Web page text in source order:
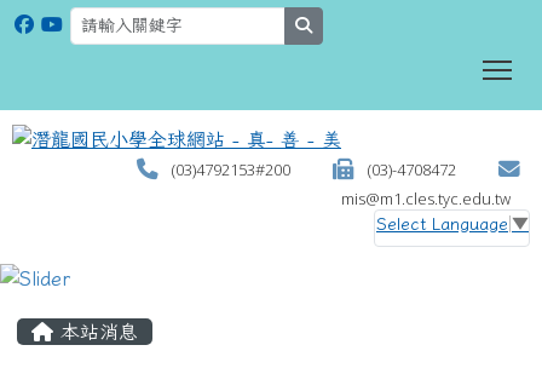
(03)4792153#200
(03)-4708472
mis@m1.cles.tyc.edu.tw
Select Language ▼
本站消息